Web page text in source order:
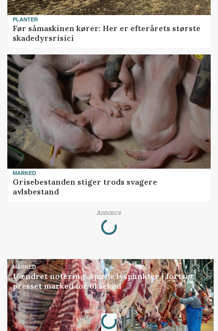
PLANTER
Før såmaskinen kører: Her er efterårets største
skadedyrsrisici
MARKED
Grisebestanden stiger trods svagere
avlsbestand
Annonce
Loading...
MARKED
Uændret notering: Spæde lyspunkter i fortsat
presset marked for oksekød
Annonce
Loading...